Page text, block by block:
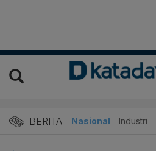
BERITA Nasional Industri